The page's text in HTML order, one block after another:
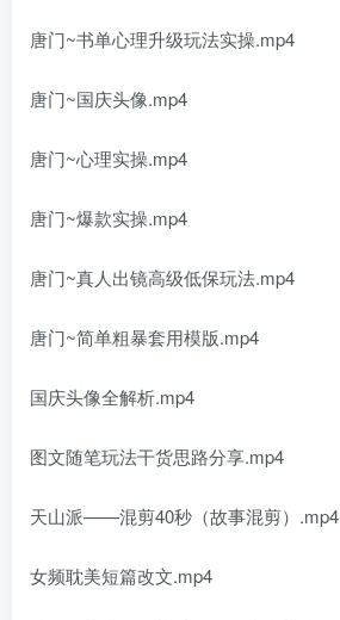
唐门~书单心理升级玩法实操.mp4
唐门~国庆头像.mp4
唐门~心理实操.mp4
唐门~爆款实操.mp4
唐门~真人出镜高级低保玩法.mp4
唐门~简单粗暴套用模版.mp4
国庆头像全解析.mp4
图文随笔玩法干货思路分享.mp4
天山派——混剪40秒（故事混剪）.mp4
女频耽美短篇改文.mp4